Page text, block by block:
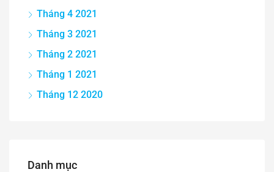
Tháng 4 2021
Tháng 3 2021
Tháng 2 2021
Tháng 1 2021
Tháng 12 2020
Danh mục